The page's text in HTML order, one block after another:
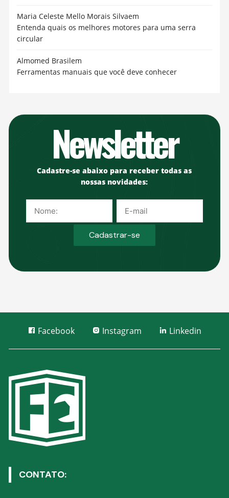
Maria Celeste Mello Morais Silvaem
Entenda quais os melhores motores para uma serra
circular
Almomed Brasilem
Ferramentas manuais que você deve conhecer
Newsletter
Cadastre-se abaixo para receber todas as
nossas novidades:
Facebook Instagram Linkedin
CONTATO: